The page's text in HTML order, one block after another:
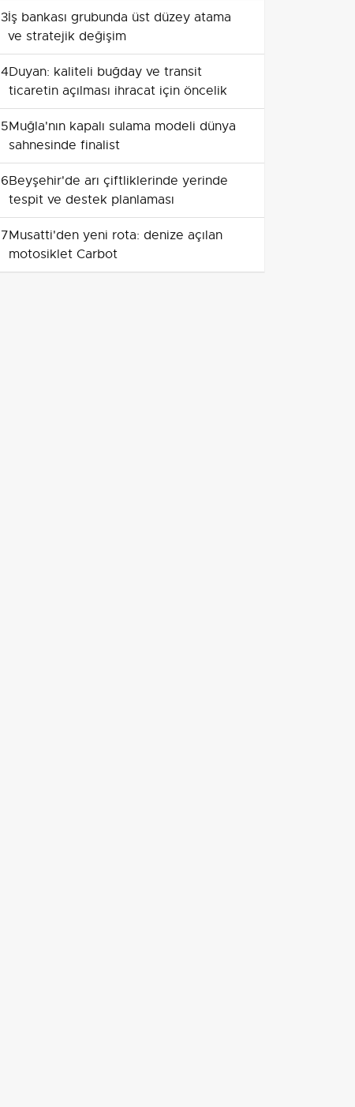
3İş bankası grubunda üst düzey atama
ve stratejik değişim
4Duyan: kaliteli buğday ve transit
ticaretin açılması ihracat için öncelik
5Muğla'nın kapalı sulama modeli dünya
sahnesinde finalist
6Beyşehir'de arı çiftliklerinde yerinde
tespit ve destek planlaması
7Musatti'den yeni rota: denize açılan
motosiklet Carbot